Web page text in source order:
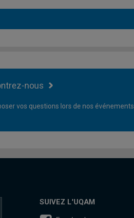
nous
vos questions lors de nos événements.
SUIVEZ L'UQAM